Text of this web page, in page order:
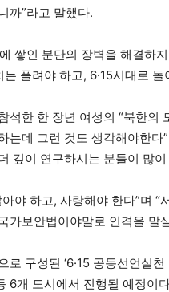
까”라고 말했다.
쌓인 분단의 장벽을 해결하
는 풀려야 하고, 6·15시대로
석한 한 장년 여성의 “북한
는데 그런 것도 생각해야한
깊이 연구하시는 분들이 많
야 하고, 사랑해야 한다”며
가보안법이야말로 인격을 말
로 구성된 ‘6·15 공동선언실
6개 도시에서 진행될 예정이